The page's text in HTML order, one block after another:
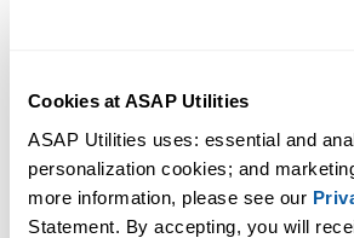
Cookies at ASAP Utilities
ASAP Utilities uses: essential and
personalization cookies; and
more information, please see our
Statement. By accepting, you will